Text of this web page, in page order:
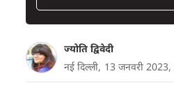
ज्योति द्विवेदी
नई दिल्ली, 13 जनवरी 2023,